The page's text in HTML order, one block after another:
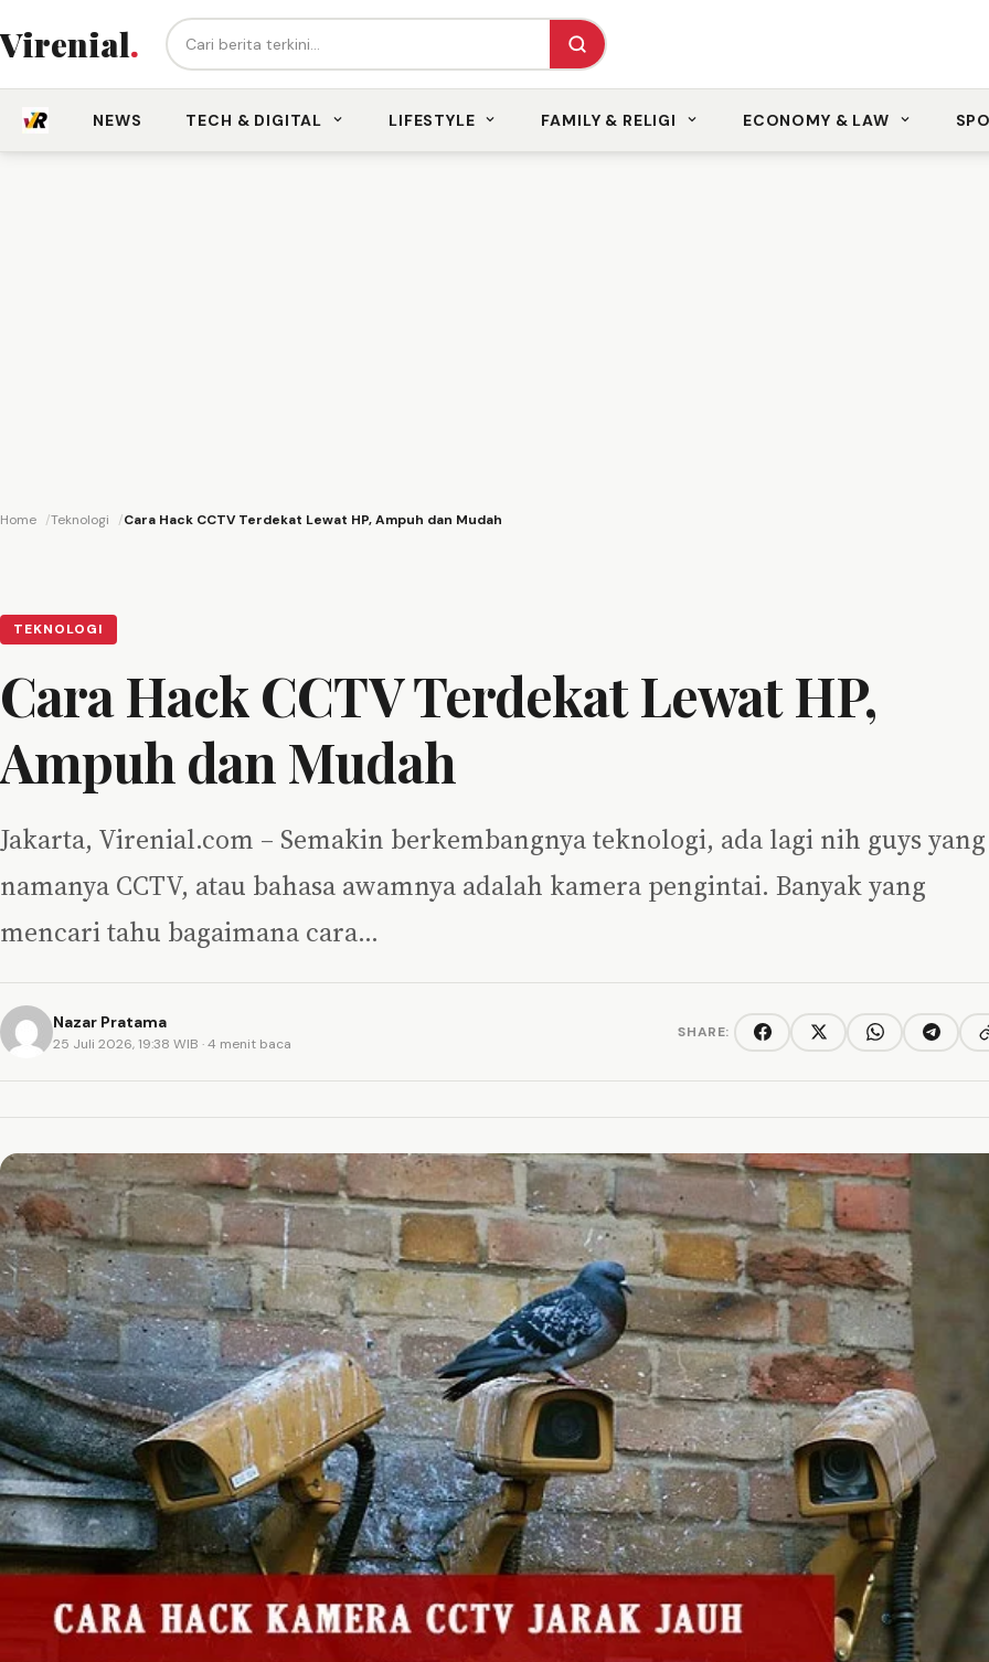
Virenial. Cari berita...
NEWS TECH & DIGITAL LIFESTYLE FAMILY & RELIGI ECONOMY & LAW
Home Teknologi Cara Hack CCTV Terdekat Lewat HP, Ampuh dan Mudah
TEKNOLOGI
Cara Hack CCTV Terdekat Lewat HP,
Ampuh dan Mudah
Jakarta, Virenial.com – Semakin berkembangnya teknologi, ada lagi nih guys yang
namanya CCTV, atau bahasa awamnya adalah kamera pengintai. Banyak yang
mencari tahu bagaimana cara…
Nazar Pratama
25 Juli 2026, 19:38 WIB · 4 menit baca
SHARE: FacebookTwitter/XWhatsAppTelegram